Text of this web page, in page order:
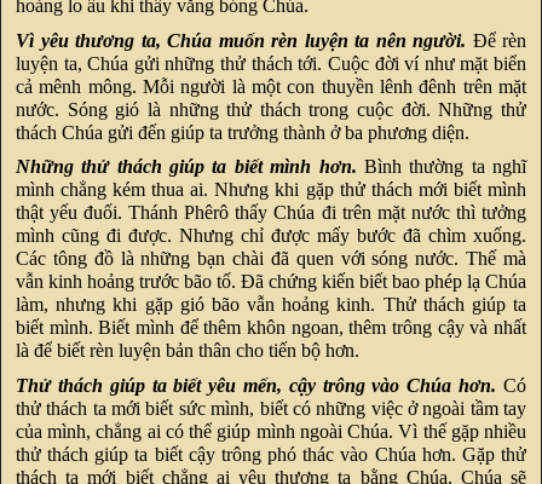
hoảng lo âu khi thấy vắng bóng Chúa.
Vì yêu thương ta, Chúa muốn rèn luyện ta nên người. Để rèn
luyện ta, Chúa gửi những thử thách tới. Cuộc đời ví như mặt biển
cả mênh mông. Mỗi người là một con thuyền lênh đênh trên mặt
nước. Sóng gió là những thử thách trong cuộc đời. Những thử
thách Chúa gửi đến giúp ta trưởng thành ở ba phương diện.
Những thử thách giúp ta biết mình hơn. Bình thường ta nghĩ
mình chẳng kém thua ai. Nhưng khi gặp thử thách mới biết mình
thật yếu đuối. Thánh Phêrô thấy Chúa đi trên mặt nước thì tưởng
mình cũng đi được. Nhưng chỉ được mấy bước đã chìm xuống.
Các tông đồ là những bạn chài đã quen với sóng nước. Thế mà
vẫn kinh hoảng trước bão tố. Đã chứng kiến biết bao phép lạ Chúa
làm, nhưng khi gặp gió bão vẫn hoảng kinh. Thử thách giúp ta
biết mình. Biết mình để thêm khôn ngoan, thêm trông cậy và nhất
là để biết rèn luyện bản thân cho tiến bộ hơn.
Thử thách giúp ta biết yêu mến, cậy trông vào Chúa hơn. Có
thử thách ta mới biết sức mình, biết có những việc ở ngoài tầm tay
của mình, chẳng ai có thể giúp mình ngoài Chúa. Vì thế gặp nhiều
thử thách giúp ta biết cậy trông phó thác vào Chúa hơn. Gặp thử
thách ta mới biết chẳng ai yêu thương ta bằng Chúa. Chúa sẽ